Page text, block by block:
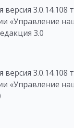
3.0.14.108
«Управление
3.0
3.0.14.108
«Управление